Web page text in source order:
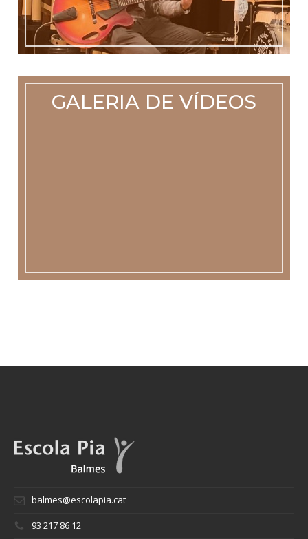
GALERIA DE VÍDEOS
balmes@escolapia.cat
93 217 86 12